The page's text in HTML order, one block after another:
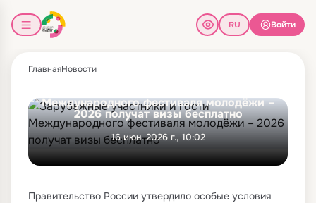
Войти
ГлавнаяНовости
Международного фестиваля молодёжи –
2026 получат визы бесплатно
16 июн. 2026 г., 10:02
Правительство России утвердило особые условия